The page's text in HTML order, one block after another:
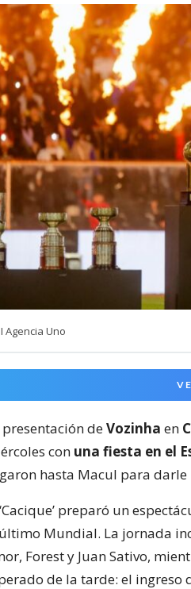
Agencia Uno
presentación deVozinha en
con una fiesta en el
hasta Macul para
preparó un
Mundial. La jornada
Forest y Juan Sativo,
de la tarde: el ingreso